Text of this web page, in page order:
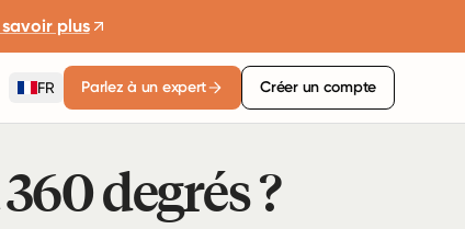
savoir plus
FR Parlez à un expert Créer un compte
degrés ?